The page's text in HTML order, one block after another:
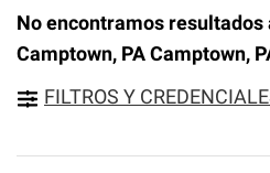
No encontramos resultados
Camptown, PA Camptown,
FILTROS Y